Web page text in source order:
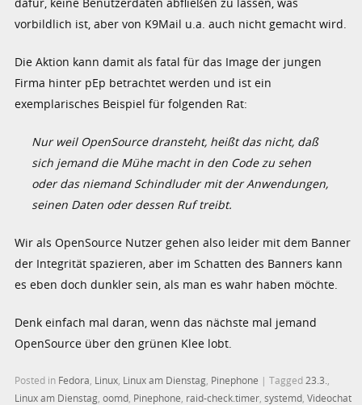
vorbildlich ist, aber von K9Mail u.a. auch nicht gemacht wird.
Die Aktion kann damit als fatal für das Image der jungen
Firma hinter pEp betrachtet werden und ist ein
exemplarisches Beispiel für folgenden Rat:
Nur weil OpenSource dransteht, heißt das nicht, daß
sich jemand die Mühe macht in den Code zu sehen
oder das niemand Schindluder mit der Anwendungen,
seinen Daten oder dessen Ruf treibt.
Wir als OpenSource Nutzer gehen also leider mit dem Banner
der Integrität spazieren, aber im Schatten des Banners kann
es eben doch dunkler sein, als man es wahr haben möchte.
Denk einfach mal daran, wenn das nächste mal jemand
OpenSource über den grünen Klee lobt.
Posted in Fedora Linux Linux am Dienstag Pinephone |Tagged 23.3.
Linux am Dienstag ,oomd Pinephone raid-check.timer ,systemd ,Videochat